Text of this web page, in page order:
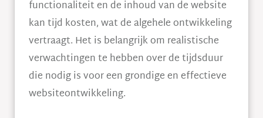
functionaliteit en de inhoud van de website
kan tijd kosten, wat de algehele ontwikkeling
vertraagt. Het is belangrijk om realistische
verwachtingen te hebben over de tijdsduur
die nodig is voor een grondige en effectieve
websiteontwikkeling.